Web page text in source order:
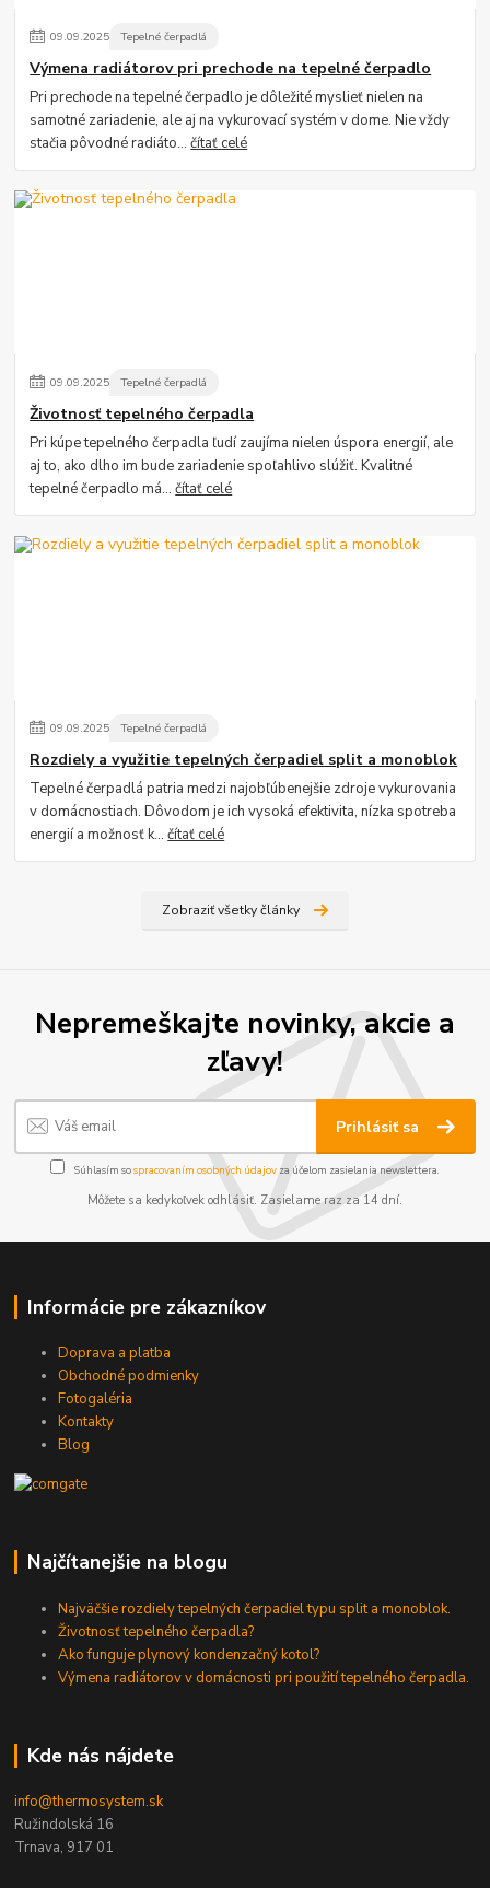
09.09.2025 Tepelné čerpadlá
Výmena radiátorov pri prechode na tepelné čerpadlo
Pri prechode na tepelné čerpadlo je dôležité myslieť nielen na
samotné zariadenie, ale aj na vykurovací systém v dome. Nie vždy
stačia pôvodné radiáto...čítať celé
09.09.2025 Tepelné čerpadlá
Životnosť tepelného čerpadla
Pri kúpe tepelného čerpadla ľudí zaujíma nielen úspora energií, ale
aj to, ako dlho im bude zariadenie spoľahlivo slúžiť. Kvalitné
tepelné čerpadlo má...čítať celé
09.09.2025 Tepelné čerpadlá
Rozdiely a využitie tepelných čerpadiel split a monoblok
Tepelné čerpadlá patria medzi najobľúbenejšie zdroje vykurovania
v domácnostiach. Dôvodom je ich vysoká efektivita, nízka spotreba
energií a možnosť k...čítať celé
Zobraziť všetky články
Nepremeškajte novinky, akcie a
zľavy!
Prihlásiť sa
Súhlasím sospracovaním osobných údajov za účelom zasielania newslettera.
Môžete sa kedykoľvek odhlásiť. Zasielame raz za 14 dní.
Informácie pre zákazníkov
Doprava a platba
Obchodné podmienky
Fotogaléria
Kontakty
Blog
Najčítanejšie na blogu
Najväčšie rozdiely tepelných čerpadiel typu split a monoblok.
Životnosť tepelného čerpadla?
Ako funguje plynový kondenzačný kotol?
Výmena radiátorov v domácnosti pri použití tepelného čerpadla.
Kde nás nájdete
info@thermosystem.sk
Ružindolská 16
Trnava, 917 01